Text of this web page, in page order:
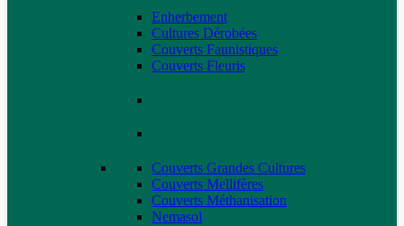
Enherbement
Cultures Dérobées
Couverts Faunistiques
Couverts Fleuris
Couverts Grandes Cultures
Couverts Mellifères
Couverts Méthanisation
Nemasol